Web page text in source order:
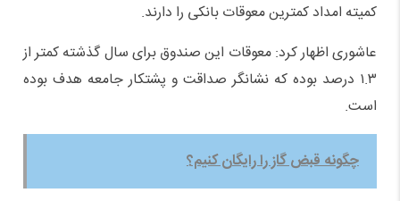
کمیته امداد کمترین معوقات بانکی را دارند.
عاشوری اظهار کرد: معوقات این صندوق برای سال گذشته کمتر از
۱.۳ درصد بوده که نشانگر صداقت و پشتکار جامعه هدف بوده
است.
چگونه قبض گاز را رایگان کنیم؟